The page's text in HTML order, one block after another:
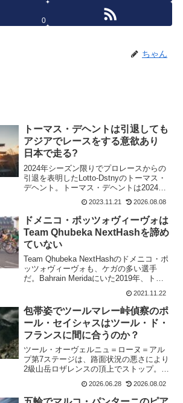
0
ちゃん
トーマス・デヘントは引退しても
アジアでレースをする意欲あり
日本で走る?
2024年シーズン限りでプロレースからの
引退を表明したLotto-Dstnyのトーマス・
デヘント。トーマス・デヘントは2024年
いっぱいでプロのサイクリストに別れを
告げるが、だからといって自転車を完全
に手放すわけではない。その後も数年間
はコ...
2023.11.21 2026.08.08
ドメニコ・ポッツォヴィーヴォは
Team Qhubeka NextHashを諦め
ていない
Team Qhubeka NextHashのドメニコ・ポ
ッツォヴィーヴォも、ケガの多い選手
だ。Bahrain Meridaにいた2019年、トレ
ーニング中の交通事故で大けが。チーム
からは契約更新されなかった。なんと
か、NTT Pro cyc...
2021.11.22
包帯姿でツールマレー峠偵察のポ
ール・セイシャスはツール・ド・
フランスに間に合うのか？
ツール・オーヴェルニュ＝ローヌ＝アル
プ第7ステージは、路面状況の悪さにより
2級山岳ロザレンスの頂上でストップ。下
りはニュートラルとなっていたが、先導
走行が解除された直後、ポール・セイシ
ャスが激しく落車してしまった。チーム
2026.06.28 2026.08.02